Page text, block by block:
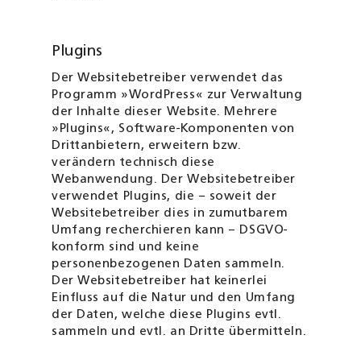
Plugins
Der Websitebetreiber verwendet das
Programm »WordPress« zur Verwaltung
der Inhalte dieser Website. Mehrere
»Plugins«, Software-Komponenten von
Dritt­anbietern, erweitern bzw.
verändern technisch diese
Webanwendung. Der Web­site­betreiber
verwendet Plugins, die – soweit der
Websitebetreiber dies in zumutbarem
Umfang recherchieren kann – DSGVO-
konform sind und keine
personenbezogenen Daten sammeln.
Der Websitebetreiber hat keinerlei
Einfluss auf die Natur und den Umfang
der Daten, welche diese Plugins evtl.
sammeln und evtl. an Dritte übermitteln.